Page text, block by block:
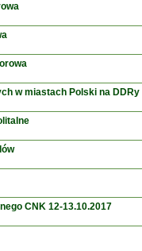
w miastach Polski na DDRy
CNK 12-13.10.2017